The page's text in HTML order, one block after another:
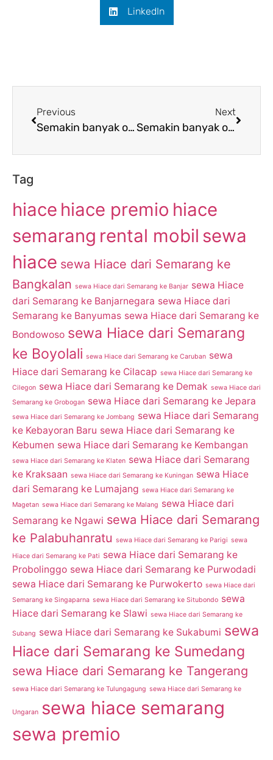
LinkedIn
Previous
Semakin banyak orang yang menyukai penyewaan Hiace dari Semarang ke Cilegon
Next
Semakin banyak orang yang tertarik menyewa Hiace dari Semarang menuju Ngawi
Tag
hiace hiace premio hiace
semarang rental mobil sewa
hiace sewa Hiace dari Semarang ke
Bangkalan sewa Hiace dari Semarang ke Banjar sewa Hiace
dari Semarang ke Banjarnegara sewa Hiace dari
Semarang ke Banyumas sewa Hiace dari Semarang ke
Bondowoso sewa Hiace dari Semarang
ke Boyolali sewa Hiace dari Semarang ke Caruban sewa
Hiace dari Semarang ke Cilacap sewa Hiace dari Semarang ke
Cilegon sewa Hiace dari Semarang ke Demak sewa Hiace dari
Semarang ke Grobogan sewa Hiace dari Semarang ke Jepara
sewa Hiace dari Semarang ke Jombang sewa Hiace dari Semarang
ke Kebayoran Baru sewa Hiace dari Semarang ke
Kebumen sewa Hiace dari Semarang ke Kembangan
sewa Hiace dari Semarang ke Klaten sewa Hiace dari Semarang
ke Kraksaan sewa Hiace dari Semarang ke Kuningan sewa Hiace
dari Semarang ke Lumajang sewa Hiace dari Semarang ke
Magetan sewa Hiace dari Semarang ke Malang sewa Hiace dari
Semarang ke Ngawi sewa Hiace dari Semarang
ke Palabuhanratu sewa Hiace dari Semarang ke Parigi sewa
Hiace dari Semarang ke Pati sewa Hiace dari Semarang ke
Probolinggo sewa Hiace dari Semarang ke Purwodadi
sewa Hiace dari Semarang ke Purwokerto sewa Hiace dari
Semarang ke Singaparna sewa Hiace dari Semarang ke Situbondo sewa
Hiace dari Semarang ke Slawi sewa Hiace dari Semarang ke
Subang sewa Hiace dari Semarang ke Sukabumi sewa
Hiace dari Semarang ke Sumedang
sewa Hiace dari Semarang ke Tangerang
sewa Hiace dari Semarang ke Tulungagung sewa Hiace dari Semarang ke
Ungaran sewa hiace semarang
sewa premio